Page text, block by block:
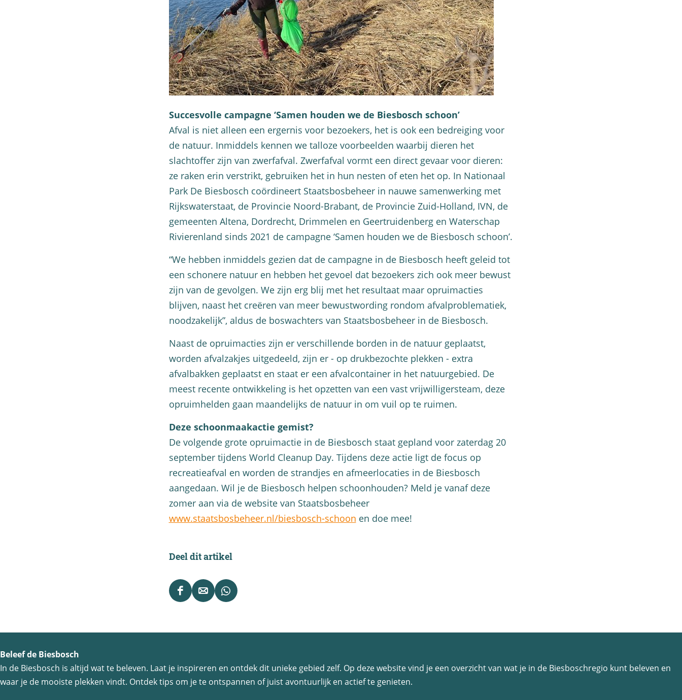
Succesvolle campagne ‘Samen houden we de Biesbosch schoon’
Afval is niet alleen een ergernis voor bezoekers, het is ook een bedreiging voor
de natuur. Inmiddels kennen we talloze voorbeelden waarbij dieren het
slachtoffer zijn van zwerfafval. Zwerfafval vormt een direct gevaar voor dieren:
ze raken erin verstrikt, gebruiken het in hun nesten of eten het op. In Nationaal
Park De Biesbosch coördineert Staatsbosbeheer in nauwe samenwerking met
Rijkswaterstaat, de Provincie Noord-Brabant, de Provincie Zuid-Holland, IVN, de
gemeenten Altena, Dordrecht, Drimmelen en Geertruidenberg en Waterschap
Rivierenland sinds 2021 de campagne ‘Samen houden we de Biesbosch schoon’.
“We hebben inmiddels gezien dat de campagne in de Biesbosch heeft geleid tot
een schonere natuur en hebben het gevoel dat bezoekers zich ook meer bewust
zijn van de gevolgen. We zijn erg blij met het resultaat maar opruimacties
blijven, naast het creëren van meer bewustwording rondom afvalproblematiek,
noodzakelijk”, aldus de boswachters van Staatsbosbeheer in de Biesbosch.
Naast de opruimacties zijn er verschillende borden in de natuur geplaatst,
worden afvalzakjes uitgedeeld, zijn er - op drukbezochte plekken - extra
afvalbakken geplaatst en staat er een afvalcontainer in het natuurgebied. De
meest recente ontwikkeling is het opzetten van een vast vrijwilligersteam, deze
opruimhelden gaan maandelijks de natuur in om vuil op te ruimen.
Deze schoonmaakactie gemist?
De volgende grote opruimactie in de Biesbosch staat gepland voor zaterdag 20
september tijdens World Cleanup Day. Tijdens deze actie ligt de focus op
recreatieafval en worden de strandjes en afmeerlocaties in de Biesbosch
aangedaan. Wil je de Biesbosch helpen schoonhouden? Meld je vanaf deze
zomer aan via de website van Staatsbosbeheer
www.staatsbosbeheer.nl/biesbosch-schoon en doe mee!
Deel dit artikel
D
e
z
D
e
z
D
e
z
Beleef de Biesbosch
In de Biesbosch is altijd wat te beleven. Laat je inspireren en ontdek dit unieke gebied zelf. Op deze website vind je een overzicht van wat je in de Biesboschregio kunt beleven en
waar je de mooiste plekken vindt. Ontdek tips om je te ontspannen of juist avontuurlijk en actief te genieten.